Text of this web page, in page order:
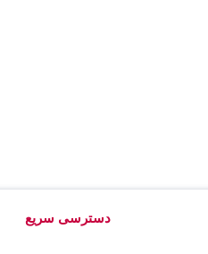
دسترسی سریع